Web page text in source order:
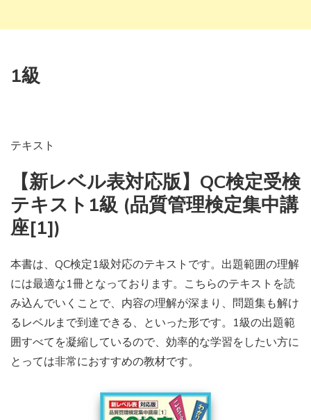
1級
テキスト
【新レベル表対応版】QC検定受検
テキスト1級 (品質管理検定集中講
座[1])
本書は、QC検定1級対応のテキストです。出題範囲の理解
には最適な1冊となっております。こちらのテキストを読
み込んでいくことで、内容の理解が深まり、問題集も解け
るレベルまで到達できる、といった形です。1級の出題範
囲すべてを凝縮しているので、効率的な学習をしたい方に
とっては非常におすすめの教材です。